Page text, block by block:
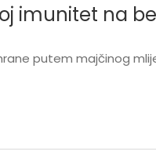
imunitet na
putem majčinog